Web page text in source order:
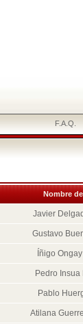
F.A.Q.
Nombre
Javier
Gustavo
Íñigo
Pedro
Pablo
Atilana